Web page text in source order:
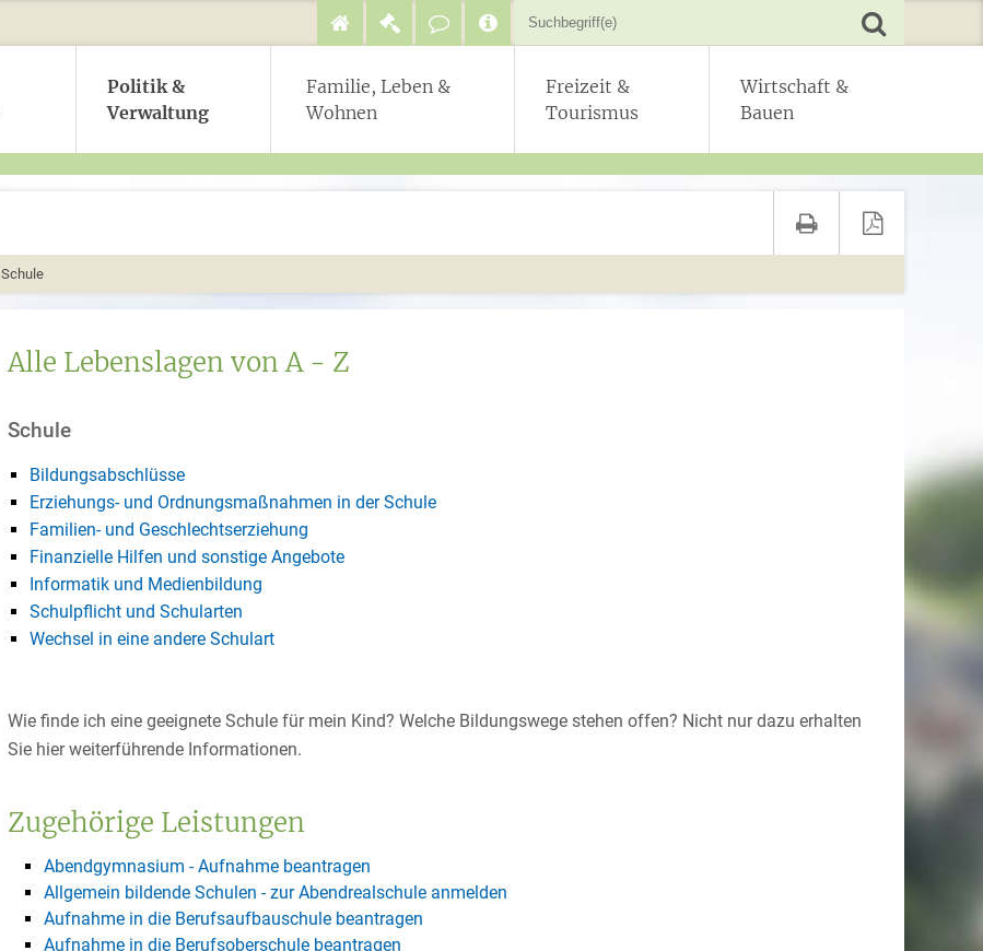
Politik &
Verwaltung
Familie, Leben &
Wohnen
Freizeit &
Tourismus
Wirtschaft &
Bauen
Schule
Alle Lebenslagen von A - Z
Schule
Bildungsabschlüsse
Erziehungs- und Ordnungsmaßnahmen in der Schule
Familien- und Geschlechtserziehung
Finanzielle Hilfen und sonstige Angebote
Informatik und Medienbildung
Schulpflicht und Schularten
Wechsel in eine andere Schulart
Wie finde ich eine geeignete Schule für mein Kind? Welche Bildungswege stehen offen? Nicht nur dazu erhalten
Sie hier weiterführende Informationen.
Zugehörige Leistungen
Abendgymnasium - Aufnahme beantragen
Allgemein bildende Schulen - zur Abendrealschule anmelden
Aufnahme in die Berufsaufbauschule beantragen
Aufnahme in die Berufsoberschule beantragen